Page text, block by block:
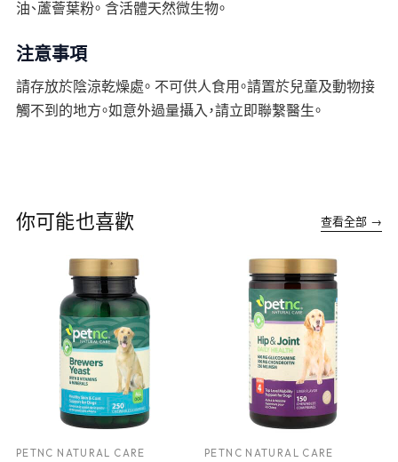
油、蘆薈葉粉。 含活體天然微生物。
注意事項
請存放於陰涼乾燥處。 不可供人食用。請置於兒童及動物接
觸不到的地方。如意外過量攝入，請立即聯繫醫生。
你可能也喜歡 查看全部 →
PETNC NATURAL CARE PETNC NATURAL CARE